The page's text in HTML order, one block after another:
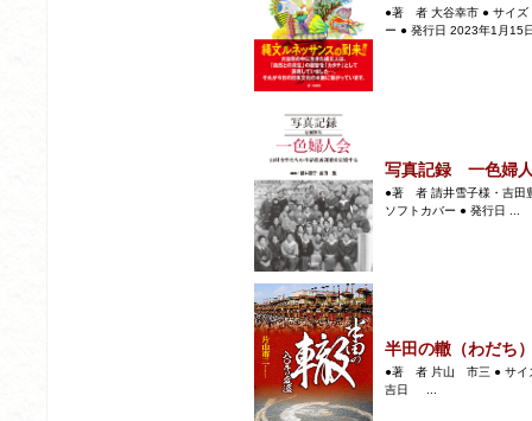
●著 者 大谷幸市 ● サイズ
ー ● 発行日 2023年1月15
写真記録 一色婦
●著 者 請井雪子様・吉田
ソフトカバー ● 発行日 ...
半田の轍（わだち
●著 者 片山 市三 ● サイ
吉日 ...